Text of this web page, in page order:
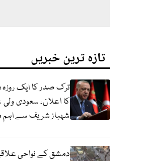
تازہ ترین خبریں
ترک صدر کا ایک
کا اعلان، سعودی ولی
شہباز شریف سے اہم
دمشق کے نواحی